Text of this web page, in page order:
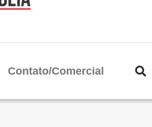
Contato/Comercial